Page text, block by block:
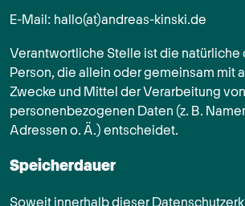
E-Mail: hallo(at)andreas-kinski.de
Verantwortliche Stelle ist die natürliche
Person, die allein oder gemeinsam mit
Zwecke und Mittel der Verarbeitung von
personenbezogenen Daten (z. B.
Adressen o. Ä.) entscheidet.
Speicherdauer
Soweit innerhalb dieser